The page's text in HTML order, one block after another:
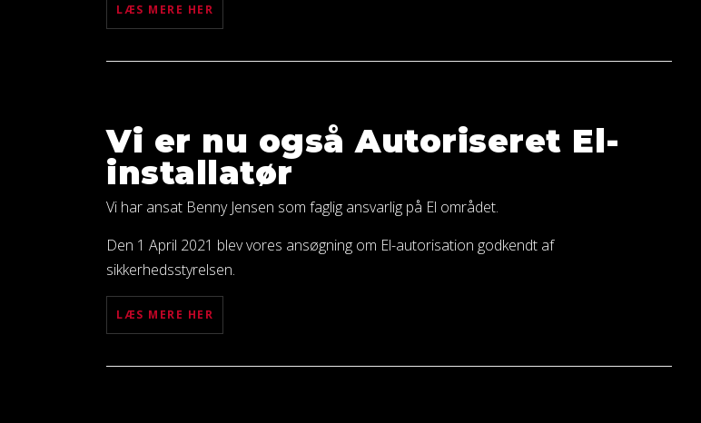
LÆS MERE HER
Vi er nu også Autoriseret El-
installatør
Vi har ansat Benny Jensen som faglig ansvarlig på El området.
Den 1 April 2021 blev vores ansøgning om El-autorisation godkendt af
sikkerhedsstyrelsen.
LÆS MERE HER